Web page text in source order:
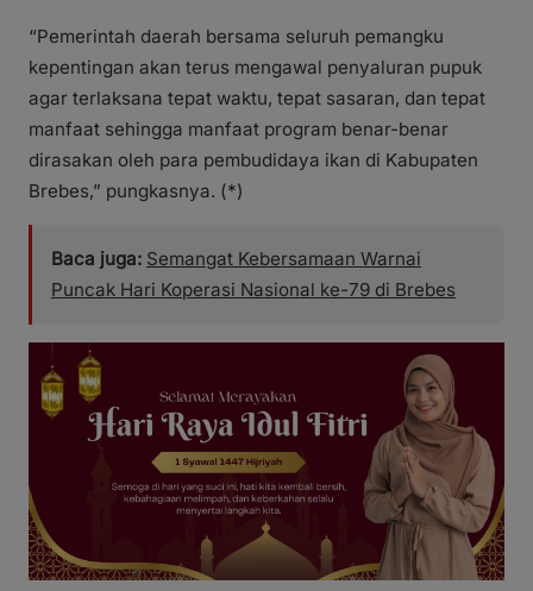
“Pemerintah daerah bersama seluruh pemangku
kepentingan akan terus mengawal penyaluran pupuk
agar terlaksana tepat waktu, tepat sasaran, dan tepat
manfaat sehingga manfaat program benar-benar
dirasakan oleh para pembudidaya ikan di Kabupaten
Brebes,” pungkasnya. (*)
Baca juga: Semangat Kebersamaan Warnai
Puncak Hari Koperasi Nasional ke-79 di Brebes